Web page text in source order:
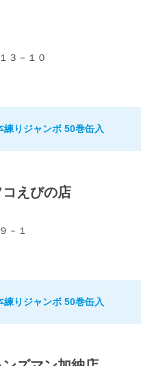
３－１０
りジャンボ 50巻缶入
えびの店
－１
りジャンボ 50巻缶入